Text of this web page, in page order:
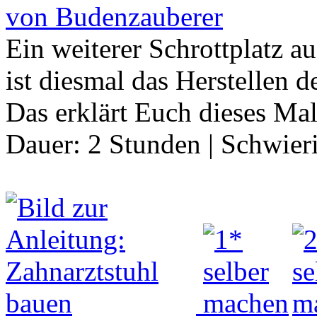
von Budenzauberer
Ein weiterer Schrottplatz
ist diesmal das Herstellen
Das erklärt Euch dieses
Dauer: 2 Stunden |